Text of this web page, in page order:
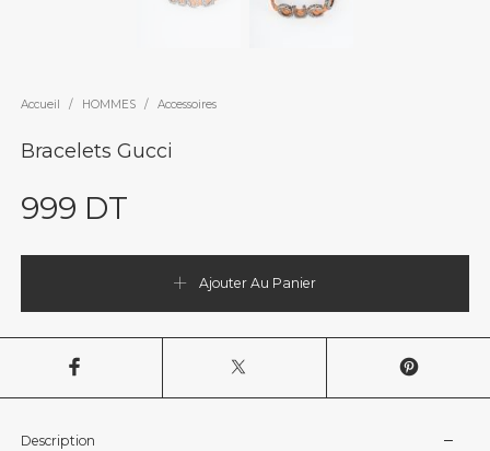
Accueil / HOMMES / Accessoires
Bracelets Gucci
999 DT
Ajouter Au Panier
Description